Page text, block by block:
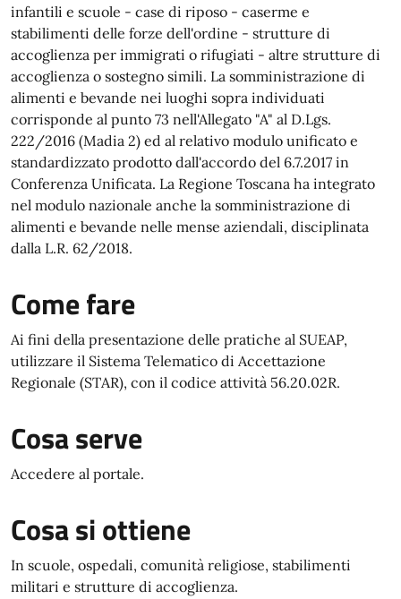
infantili e scuole - case di riposo - caserme e
stabilimenti delle forze dell'ordine - strutture di
accoglienza per immigrati o rifugiati - altre strutture di
accoglienza o sostegno simili. La somministrazione di
alimenti e bevande nei luoghi sopra individuati
corrisponde al punto 73 nell'Allegato "A" al D.Lgs.
222/2016 (Madia 2) ed al relativo modulo unificato e
standardizzato prodotto dall'accordo del 6.7.2017 in
Conferenza Unificata. La Regione Toscana ha integrato
nel modulo nazionale anche la somministrazione di
alimenti e bevande nelle mense aziendali, disciplinata
dalla L.R. 62/2018.
Come fare
Ai fini della presentazione delle pratiche al SUEAP,
utilizzare il Sistema Telematico di Accettazione
Regionale (STAR), con il codice attività 56.20.02R.
Cosa serve
Accedere al portale.
Cosa si ottiene
In scuole, ospedali, comunità religiose, stabilimenti
militari e strutture di accoglienza.